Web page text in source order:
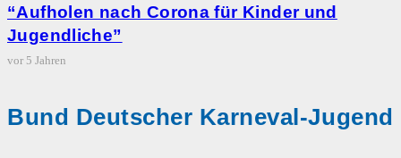
“Aufholen nach Corona für Kinder und
Jugendliche”
vor 5 Jahren
Bund Deutscher Karneval-Jugend